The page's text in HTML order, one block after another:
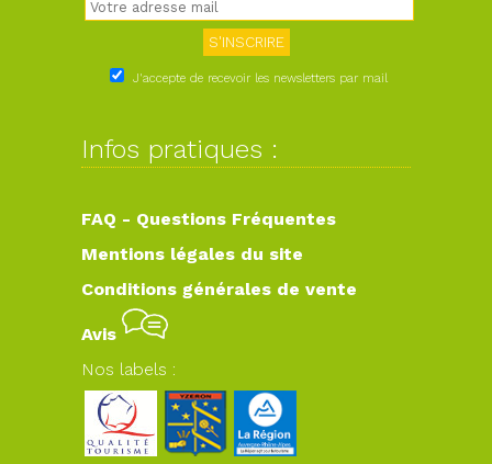
J'accepte de recevoir les newsletters par mail
Infos pratiques :
FAQ - Questions Fréquentes
Mentions légales du site
Conditions générales de vente
Avis
Nos labels :